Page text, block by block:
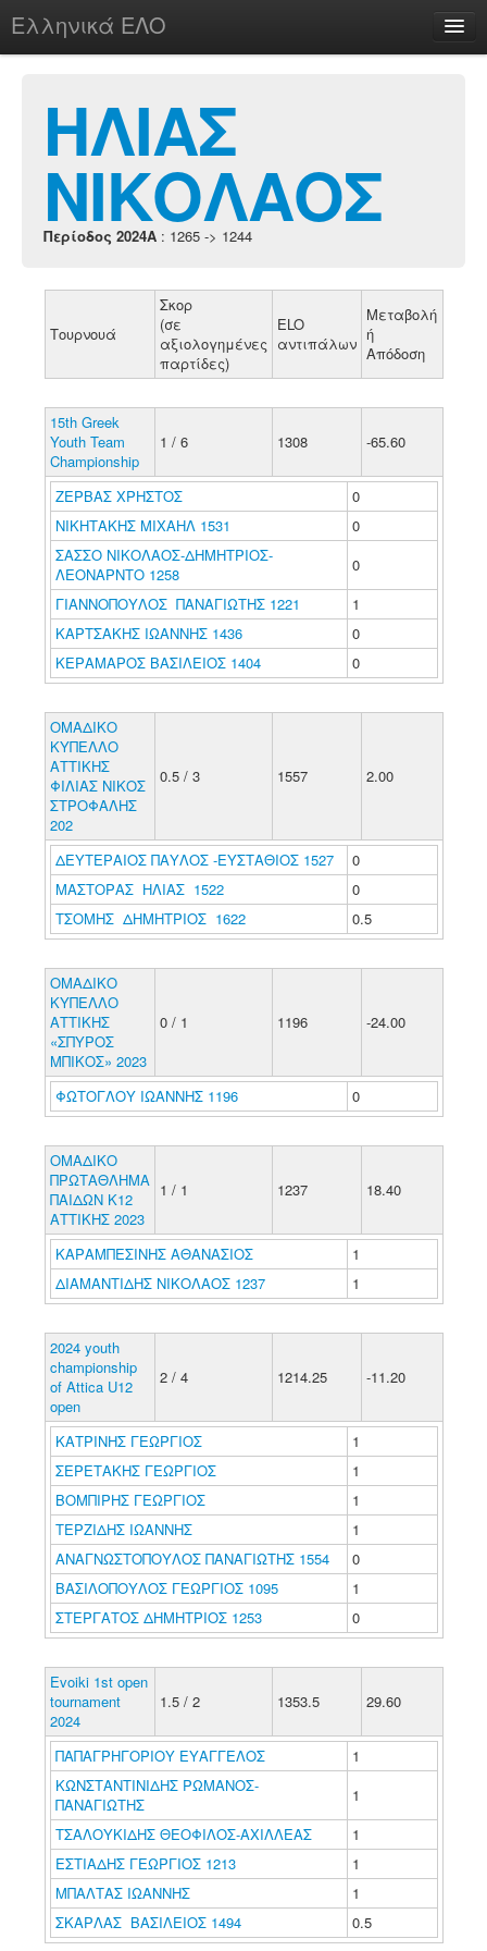
Ελληνικά ΕΛΟ
chesstu.be @ discord
Login
ΗΛΙΑΣ
ΝΙΚΟΛΑΟΣ
Περίοδος 2024A : 1265 -> 1244
Τουρνουά
Σκορ
(σε
αξιολογημένες
παρτίδες)
ELO
αντιπάλων
Μεταβολή
ή
Απόδοση
15th Greek
Youth Team
Championship
1 / 6 1308 -65.60
ΖΕΡΒΑΣ ΧΡΗΣΤΟΣ
0
ΝΙΚΗΤΑΚΗΣ ΜΙΧΑΗΛ 1531
0
ΣΑΣΣΟ ΝΙΚΟΛΑΟΣ-ΔΗΜΗΤΡΙΟΣ-
ΛΕΟΝΑΡΝΤΟ 1258
0
ΓΙΑΝΝΟΠΟΥΛΟΣ ΠΑΝΑΓΙΩΤΗΣ 1221
1
ΚΑΡΤΣΑΚΗΣ ΙΩΑΝΝΗΣ 1436
0
ΚΕΡΑΜΑΡΟΣ ΒΑΣΙΛΕΙΟΣ 1404
0
ΟΜΑΔΙΚΟ
ΚΥΠΕΛΛΟ
ΑΤΤΙΚΗΣ
ΦΙΛΙΑΣ ΝΙΚΟΣ
ΣΤΡΟΦΑΛΗΣ
202
0.5 / 3 1557 2.00
ΔΕΥΤΕΡΑΙΟΣ ΠΑΥΛΟΣ -ΕΥΣΤΑΘΙΟΣ 1527
0
ΜΑΣΤΟΡΑΣ ΗΛΙΑΣ 1522
0
ΤΣΟΜΗΣ ΔΗΜΗΤΡΙΟΣ 1622
0.5
ΟΜΑΔΙΚΟ
ΚΥΠΕΛΛΟ
ΑΤΤΙΚΗΣ
«ΣΠΥΡΟΣ
ΜΠΙΚΟΣ» 2023
0 / 1 1196 -24.00
ΦΩΤΟΓΛΟΥ ΙΩΑΝΝΗΣ 1196 0
ΟΜΑΔΙΚΟ
ΠΡΩΤΑΘΛΗΜΑ
ΠΑΙΔΩΝ Κ12
ΑΤΤΙΚΗΣ 2023
1 / 1 1237 18.40
ΚΑΡΑΜΠΕΣΙΝΗΣ ΑΘΑΝΑΣΙΟΣ
1
ΔΙΑΜΑΝΤΙΔΗΣ ΝΙΚΟΛΑΟΣ 1237
1
2024 youth
championship
of Attica U12
open
2 / 4 1214.25 -11.20
ΚΑΤΡΙΝΗΣ ΓΕΩΡΓΙΟΣ
1
ΣΕΡΕΤΑΚΗΣ ΓΕΩΡΓΙΟΣ
1
ΒΟΜΠΙΡΗΣ ΓΕΩΡΓΙΟΣ
1
ΤΕΡΖΙΔΗΣ ΙΩΑΝΝΗΣ
1
ΑΝΑΓΝΩΣΤΟΠΟΥΛΟΣ ΠΑΝΑΓΙΩΤΗΣ 1554
0
ΒΑΣΙΛΟΠΟΥΛΟΣ ΓΕΩΡΓΙΟΣ 1095
1
ΣΤΕΡΓΑΤΟΣ ΔΗΜΗΤΡΙΟΣ 1253
0
Evoiki 1st open
tournament
2024
1.5 / 2 1353.5 29.60
ΠΑΠΑΓΡΗΓΟΡΙΟΥ ΕΥΑΓΓΕΛΟΣ
1
ΚΩΝΣΤΑΝΤΙΝΙΔΗΣ ΡΩΜΑΝΟΣ-
ΠΑΝΑΓΙΩΤΗΣ
1
ΤΣΑΛΟΥΚΙΔΗΣ ΘΕΟΦΙΛΟΣ-ΑΧΙΛΛΕΑΣ
1
ΕΣΤΙΑΔΗΣ ΓΕΩΡΓΙΟΣ 1213
1
ΜΠΑΛΤΑΣ ΙΩΑΝΝΗΣ
1
ΣΚΑΡΛΑΣ ΒΑΣΙΛΕΙΟΣ 1494
0.5